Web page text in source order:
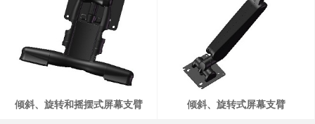
倾斜、旋转和摇摆式屏幕支臂 倾斜、旋转式屏幕支臂